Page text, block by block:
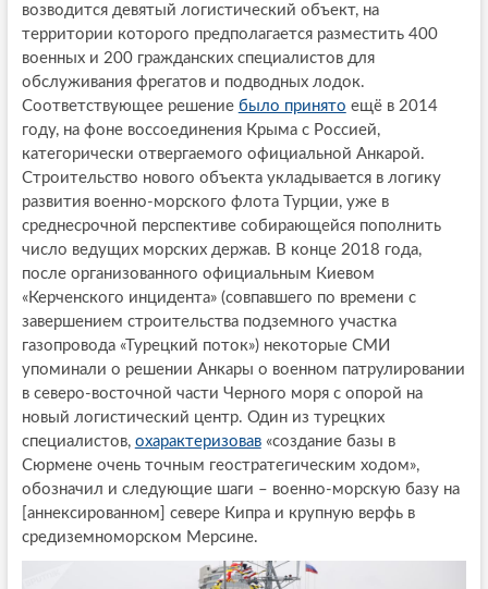
возводится девятый логистический объект, на
территории которого предполагается разместить 400
военных и 200 гражданских специалистов для
обслуживания фрегатов и подводных лодок.
Соответствующее решение было принято ещё в 2014
году, на фоне воссоединения Крыма с Россией,
категорически отвергаемого официальной Анкарой.
Строительство нового объекта укладывается в логику
развития военно-морского флота Турции, уже в
среднесрочной перспективе собирающейся пополнить
число ведущих морских держав. В конце 2018 года,
после организованного официальным Киевом
«Керченского инцидента» (совпавшего по времени с
завершением строительства подземного участка
газопровода «Турецкий поток») некоторые СМИ
упоминали о решении Анкары о военном патрулировании
в северо-восточной части Черного моря с опорой на
новый логистический центр. Один из турецких
специалистов, охарактеризовав«создание базы в
Сюрмене очень точным геостратегическим ходом»,
обозначил и следующие шаги – военно-морскую базу на
[аннексированном] севере Кипра и крупную верфь в
средиземноморском Мерсине.